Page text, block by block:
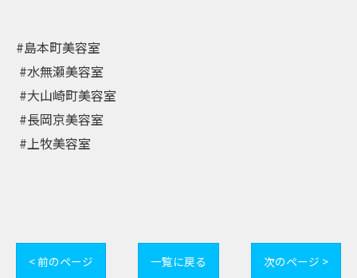
#島本町美容室⁡
⁡ #水無瀬美容室⁡
⁡ #大山崎町美容室⁡
⁡ #長岡京美容室⁡
⁡ #上牧美容室
< 前のページ 一覧に戻る 次のページ >